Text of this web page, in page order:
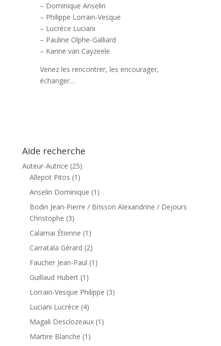
– Dominique Anselin
– Philippe Lorrain-Vesque
– Lucrèce Luciani
– Pauline Olphe-Galliard
– Karine van Cayzeele
Venez les rencontrer, les encourager,
échanger…
Aide recherche
Auteur-Autrice (25)
Allepot Pitos (1)
Anselin Dominique (1)
Bodin Jean-Pierre / Brisson Alexandrine / Dejours
Christophe (3)
Calamai Étienne (1)
Carratala Gérard (2)
Faucher Jean-Paul (1)
Guillaud Hubert (1)
Lorrain-Vesque Philippe (3)
Luciani Lucrèce (4)
Magali Desclozeaux (1)
Martire Blanche (1)